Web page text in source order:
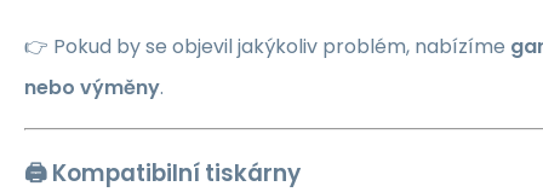
👉 Pokud by se objevil jakýkoliv problém, nabízíme
nebo výměny.
🖨️ Kompatibilní tiskárny